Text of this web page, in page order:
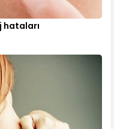
hataları